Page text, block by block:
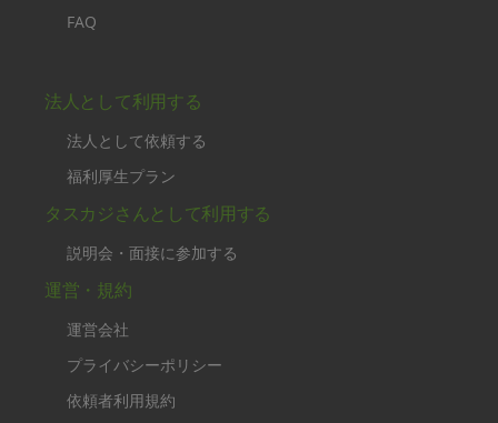
FAQ
法人として利用する
法人として依頼する
福利厚生プラン
タスカジさんとして利用する
説明会・面接に参加する
運営・規約
運営会社
プライバシーポリシー
依頼者利用規約